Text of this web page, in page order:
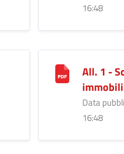
16:48
All. 1 -
Data
16:48